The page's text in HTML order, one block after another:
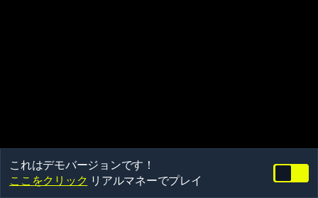
これはデモバージョンです！
ここをクリック リアルマネーでプレイ